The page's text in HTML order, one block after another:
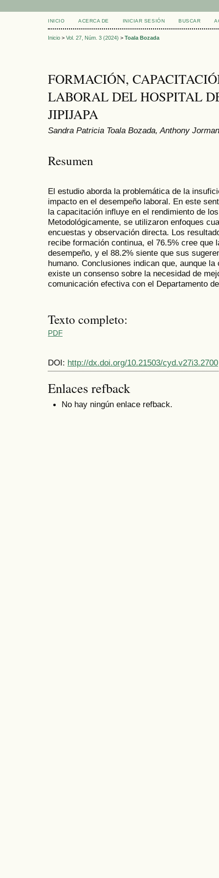
INICIO ACERCA DE INICIAR SESIÓN BUSCAR
Inicio > Vol. 27, Núm. 3 (2024) > Toala Bozada
FORMACIÓN,
LABORAL DEL HOSPITAL
JIPIJAPA
Sandra Patricia Toala Bozada, Anthony
Resumen
El estudio aborda la problemática de la
impacto en el desempeño laboral. En este
la capacitación influye en el rendimiento de
Metodológicamente, se utilizaron enfoques
encuestas y observación directa. Los
recibe formación continua, el 76.5% cree que
desempeño, y el 88.2% siente que sus
humano. Conclusiones indican que, aunque
existe un consenso sobre la necesidad de
comunicación efectiva con el Departamento
Texto completo:
PDF
DOI: http://dx.doi.org/10.21503/cyd.v27i3.2700
Enlaces refback
No hay ningún enlace refback.